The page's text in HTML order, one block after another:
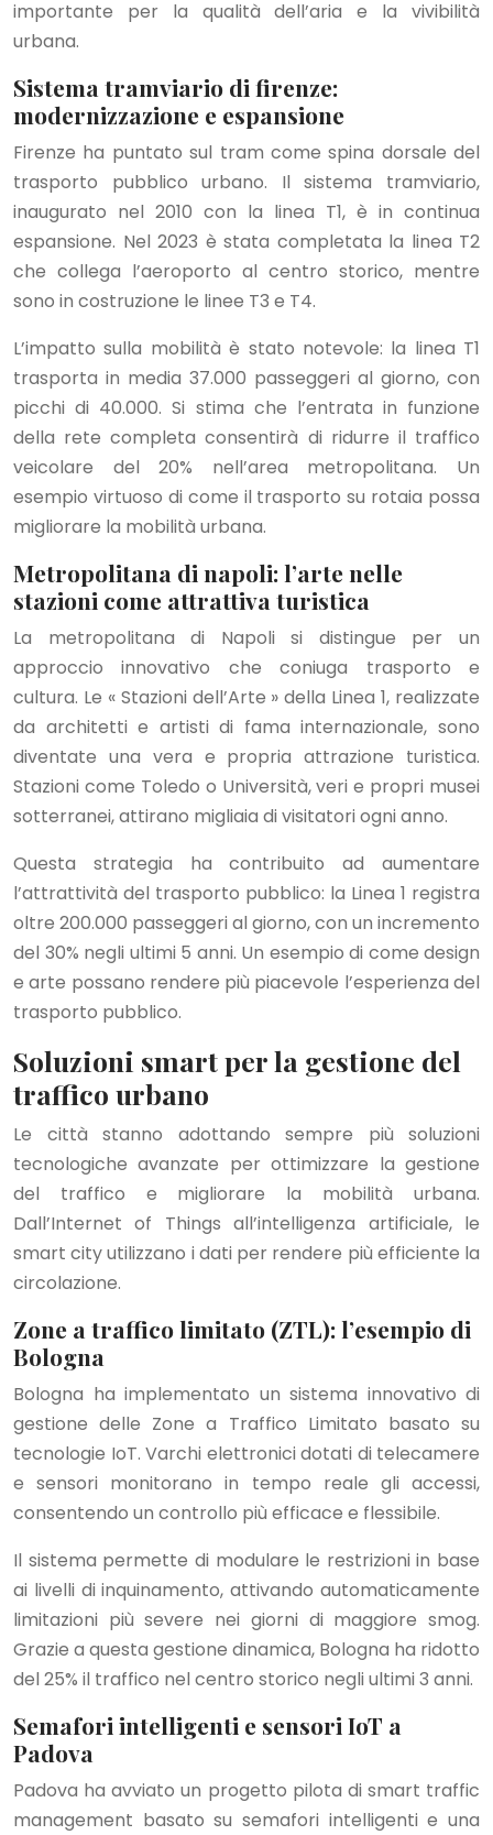
importante per la qualità dell’aria e la vivibilità
urbana.
Sistema tramviario di firenze:
modernizzazione e espansione
Firenze ha puntato sul tram come spina dorsale del
trasporto pubblico urbano. Il sistema tramviario,
inaugurato nel 2010 con la linea T1, è in continua
espansione. Nel 2023 è stata completata la linea T2
che collega l’aeroporto al centro storico, mentre
sono in costruzione le linee T3 e T4.
L’impatto sulla mobilità è stato notevole: la linea T1
trasporta in media 37.000 passeggeri al giorno, con
picchi di 40.000. Si stima che l’entrata in funzione
della rete completa consentirà di ridurre il traffico
veicolare del 20% nell’area metropolitana. Un
esempio virtuoso di come il trasporto su rotaia possa
migliorare la mobilità urbana.
Metropolitana di napoli: l’arte nelle
stazioni come attrattiva turistica
La metropolitana di Napoli si distingue per un
approccio innovativo che coniuga trasporto e
cultura. Le « Stazioni dell’Arte » della Linea 1, realizzate
da architetti e artisti di fama internazionale, sono
diventate una vera e propria attrazione turistica.
Stazioni come Toledo o Università, veri e propri musei
sotterranei, attirano migliaia di visitatori ogni anno.
Questa strategia ha contribuito ad aumentare
l’attrattività del trasporto pubblico: la Linea 1 registra
oltre 200.000 passeggeri al giorno, con un incremento
del 30% negli ultimi 5 anni. Un esempio di come design
e arte possano rendere più piacevole l’esperienza del
trasporto pubblico.
Soluzioni smart per la gestione del
traffico urbano
Le città stanno adottando sempre più soluzioni
tecnologiche avanzate per ottimizzare la gestione
del traffico e migliorare la mobilità urbana.
Dall’Internet of Things all’intelligenza artificiale, le
smart city utilizzano i dati per rendere più efficiente la
circolazione.
Zone a traffico limitato (ZTL): l’esempio di
Bologna
Bologna ha implementato un sistema innovativo di
gestione delle Zone a Traffico Limitato basato su
tecnologie IoT. Varchi elettronici dotati di telecamere
e sensori monitorano in tempo reale gli accessi,
consentendo un controllo più efficace e flessibile.
Il sistema permette di modulare le restrizioni in base
ai livelli di inquinamento, attivando automaticamente
limitazioni più severe nei giorni di maggiore smog.
Grazie a questa gestione dinamica, Bologna ha ridotto
del 25% il traffico nel centro storico negli ultimi 3 anni.
Semafori intelligenti e sensori IoT a
Padova
Padova ha avviato un progetto pilota di smart traffic
management basato su semafori intelligenti e una